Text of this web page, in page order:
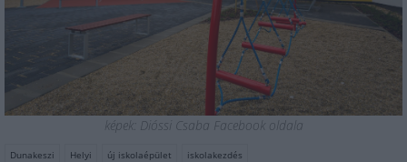
képek: Dióssi Csaba Facebook oldala
Dunakeszi Helyi új iskolaépület iskolakezdés